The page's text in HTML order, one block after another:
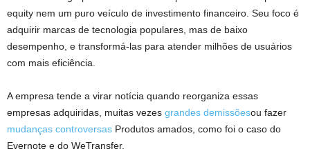
equity nem um puro veículo de investimento financeiro. Seu foco é
adquirir marcas de tecnologia populares, mas de baixo
desempenho, e transformá-las para atender milhões de usuários
com mais eficiência.
A empresa tende a virar notícia quando reorganiza essas
empresas adquiridas, muitas vezes grandes demissõesou fazer
mudanças controversas Produtos amados, como foi o caso do
Evernote e do WeTransfer.